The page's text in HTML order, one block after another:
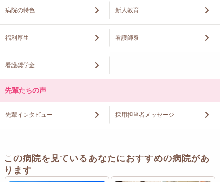
病院の特色 新人教育
福利厚生 看護師寮
看護奨学金
先輩たちの声
先輩インタビュー 採用担当者メッセージ
この病院を見ているあなたにおすすめの病院があ
ります